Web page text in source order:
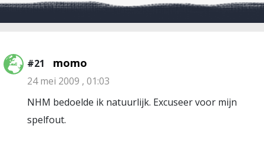
#21 momo
24 mei 2009 , 01:03
NHM bedoelde ik natuurlijk. Excuseer voor mijn
spelfout.